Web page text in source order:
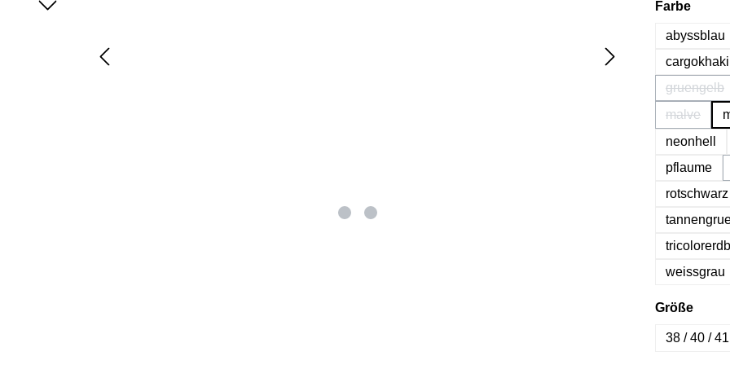
Farbe
abyssblau
cargokhaki
gruengelb
(Diese
malve
(Diese
neonhell
pflaume
rotschwarz
weissgrau
Größe
38 / 40 /